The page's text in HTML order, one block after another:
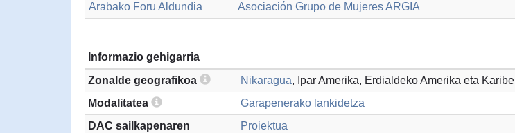
Arabako Foru Aldundia
Asociación Grupo de Mujeres ARGIA
Informazio gehigarria
Zonalde geografikoa
Nikaragua, Ipar Amerika, Erdialdeko Amerika eta Karibe
Modalitatea
Garapenerako lankidetza
DAC sailkapenaren
Proiektua